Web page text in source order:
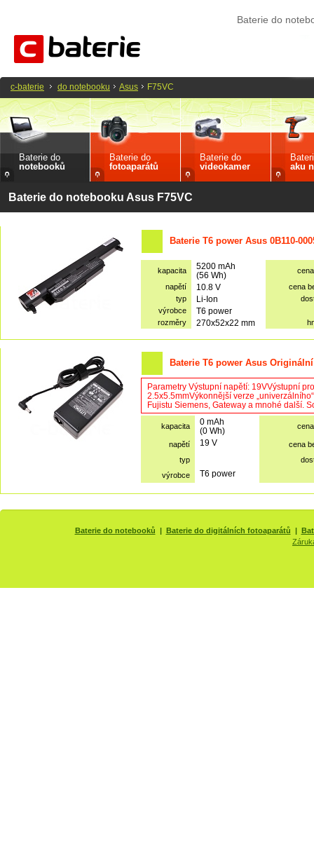
Baterie do
Baterie do
notebooků
Baterie do
fotoaparátů
Baterie do
videokamer
aku
Baterie do notebooku Asus F75VC
Baterie T6 power Asus 0B110-
kapacita
5200 mAh
(56 Wh)
napětí
10.8 V
cena
typ
Li-Ion
výrobce
T6 power
rozměry 270x52x22 mm
Baterie T6 power Asus
Parametry Výstupní napětí: 19VVýstupní
2.5x5.5mmVýkonnější verze
Fujistu Siemens, Gateway a mnohé další.
kapacita
0 mAh
(0 Wh)
napětí 19 V
cena
typ
výrobce
T6 power
c-baterie do notebooku Asus F75VC
Baterie do notebooků | Baterie do digitálních fotoaparátů |